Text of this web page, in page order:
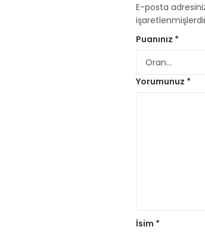
E-posta
Puanınız *
Yorumunuz *
İsim *